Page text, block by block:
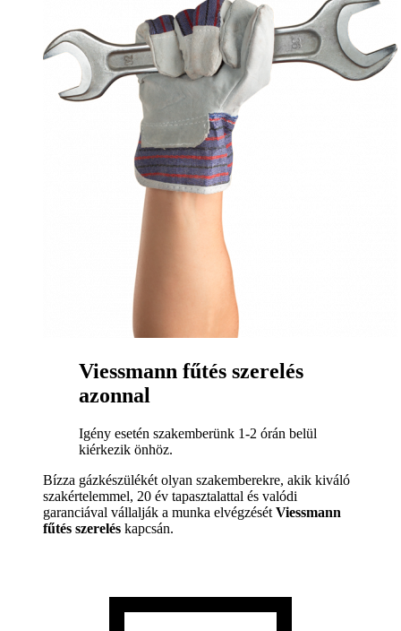
Viessmann fűtés szerelés
azonnal
Igény esetén szakemberünk 1-2 órán belül
kiérkezik önhöz.
Bízza gázkészülékét olyan szakemberekre, akik kiváló
szakértelemmel, 20 év tapasztalattal és valódi
garanciával vállalják a munka elvégzését Viessmann
fűtés szerelés kapcsán.